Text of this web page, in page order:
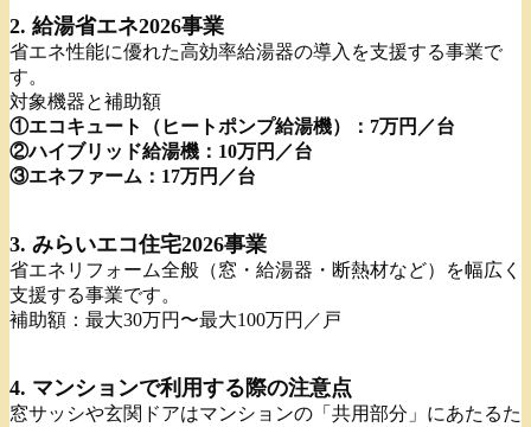
2. 給湯省エネ2026事業
省エネ性能に優れた高効率給湯器の導入を支援する事業で
す。
対象機器と補助額
①エコキュート（ヒートポンプ給湯機）：7万円／台
②ハイブリッド給湯機：10万円／台
③エネファーム：17万円／台
3. みらいエコ住宅2026事業
省エネリフォーム全般（窓・給湯器・断熱材など）を幅広く
支援する事業です。
補助額：最大30万円〜最大100万円／戸
4. マンションで利用する際の注意点
窓サッシや玄関ドアはマンションの「共用部分」にあたるた